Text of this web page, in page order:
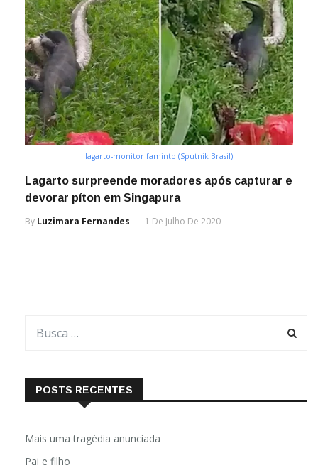
lagarto-monitor faminto (Sputnik Brasil)
Lagarto surpreende moradores após capturar e
devorar píton em Singapura
By Luzimara Fernandes 1 De Julho De 2020
POSTS RECENTES
Mais uma tragédia anunciada
Pai e filho